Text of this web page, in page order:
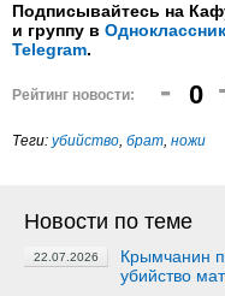
Подписывайтесь на
и группу в
Telegram.
Рейтинг новости: - 0
Теги: убийство, брат, ножи
Новости по теме
22.07.2026
Крымчанин
убийство